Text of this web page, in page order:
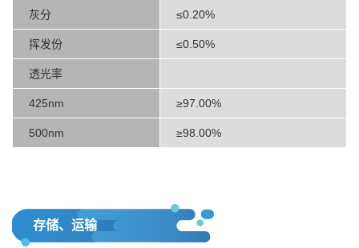
灰分 ≤0.20%
挥发份 ≤0.50%
透光率
425nm ≥97.00%
500nm ≥98.00%
存储、运输